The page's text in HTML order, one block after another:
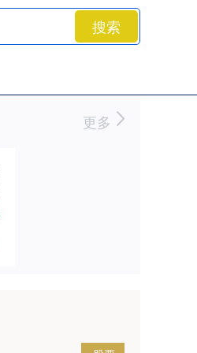
搜索
更多